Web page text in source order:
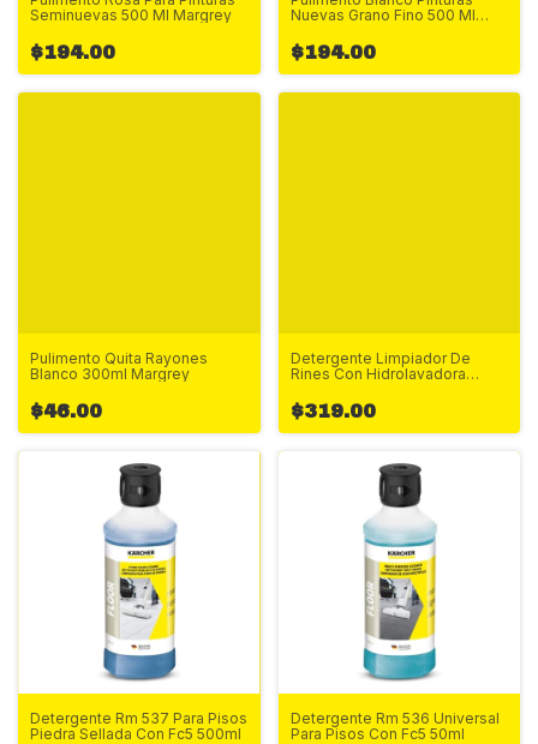
Seminuevas 500 Ml Margrey
$194.00
Nuevas Grano Fino 500 Ml
$194.00
Pulimento Quita Rayones
Blanco 300ml Margrey
$46.00
Detergente Limpiador De
Rines Con Hidrolavadora
$319.00
Detergente Rm 537 Para Pisos
Piedra Sellada Con Fc5 500ml
Detergente Rm 536 Universal
Para Pisos Con Fc5 50ml